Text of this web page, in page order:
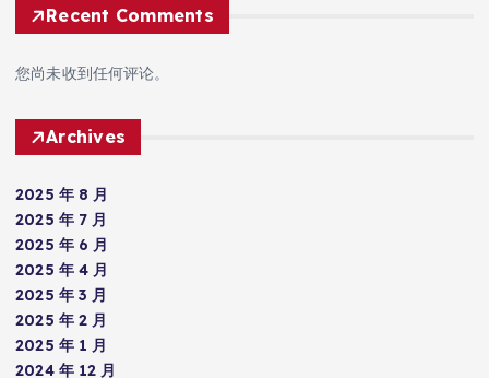
Recent Comments
您尚未收到任何评论。
Archives
2025 年 8 月
2025 年 7 月
2025 年 6 月
2025 年 4 月
2025 年 3 月
2025 年 2 月
2025 年 1 月
2024 年 12 月